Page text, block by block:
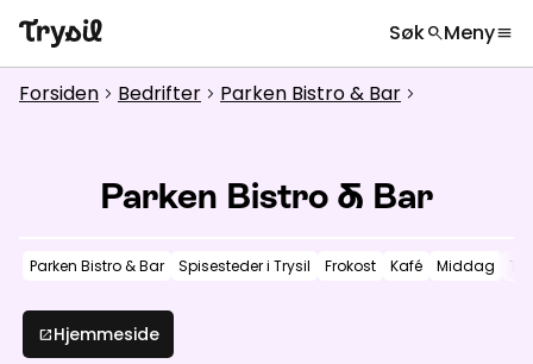
SøksearchMenymenu
globe Velg språk
Overnatting
Spisesteder
Service
Hva leter du etter?
Forsiden chevron_right Bedrifter chevron_right Parken Bistro & Bar chevron_right
Parken Bistro & Bar
Parken Bistro & Bar Spisesteder i Trysil Frokost Kafé Middag
open_in_newHjemmeside